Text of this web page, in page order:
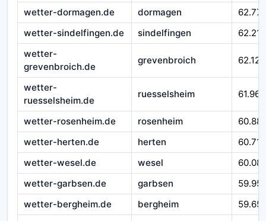
wetter-dormagen.de dormagen
wetter-sindelfingen.de
sindelfingen
62.215
wetter-
grevenbroich.de
grevenbroich 62.124
wetter-
ruesselsheim.de
ruesselsheim 61.967
wetter-rosenheim.de rosenheim
wetter-herten.de
herten
60.710
wetter-wesel.de
wesel
wetter-garbsen.de
garbsen
wetter-bergheim.de
bergheim